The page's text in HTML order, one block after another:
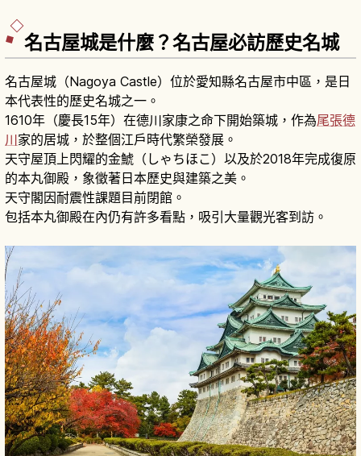
名古屋城是什麼？名古屋必訪歷史名城
名古屋城（Nagoya Castle）位於愛知縣名古屋市中區，是日
本代表性的歷史名城之一。
1610年（慶長15年）在德川家康之命下開始築城，作為尾張德
川家的居城，於整個江戶時代繁榮發展。
天守屋頂上閃耀的金鯱（しゃちほこ）以及於2018年完成復原
的本丸御殿，象徵著日本歷史與建築之美。
天守閣因耐震性課題目前閉館。
包括本丸御殿在內仍有許多看點，吸引大量觀光客到訪。